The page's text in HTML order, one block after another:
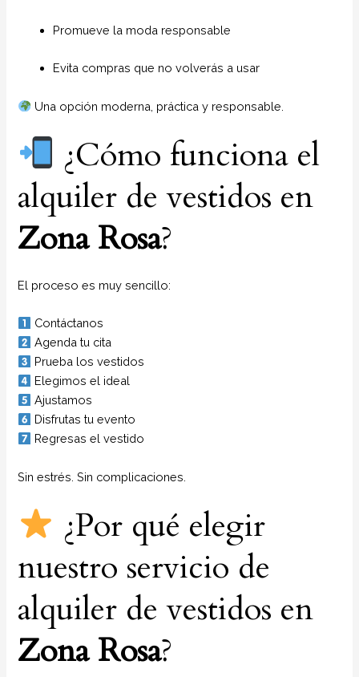
Promueve la moda responsable
Evita compras que no volverás a usar
Una opción moderna, práctica y responsable.
¿Cómo funciona el
alquiler de vestidos en
Zona Rosa?
El proceso es muy sencillo:
Contáctanos
Agenda tu cita
Prueba los vestidos
Elegimos el ideal
Ajustamos
Disfrutas tu evento
Regresas el vestido
Sin estrés. Sin complicaciones.
¿Por qué elegir
nuestro servicio de
alquiler de vestidos en
Zona Rosa?